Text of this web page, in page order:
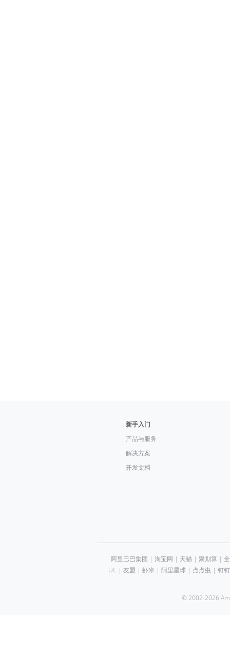
新手入门
产品与服务
解决方案
开发文档
阿里巴巴集团 | 淘宝网 | 天猫| 聚划算 |
UC| 友盟 | 虾米 | 阿里星球| 点点虫 | 钉钉
© 2002-2026